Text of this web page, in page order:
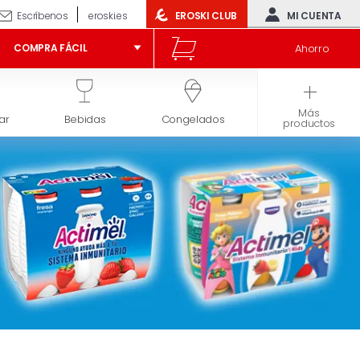
Escríbenos eroski.es EROSKI CLUB MI CUENTA
COMPRA FÁCIL Ahorro
Bebidas Congelados Higiene y belleza
Más
productos